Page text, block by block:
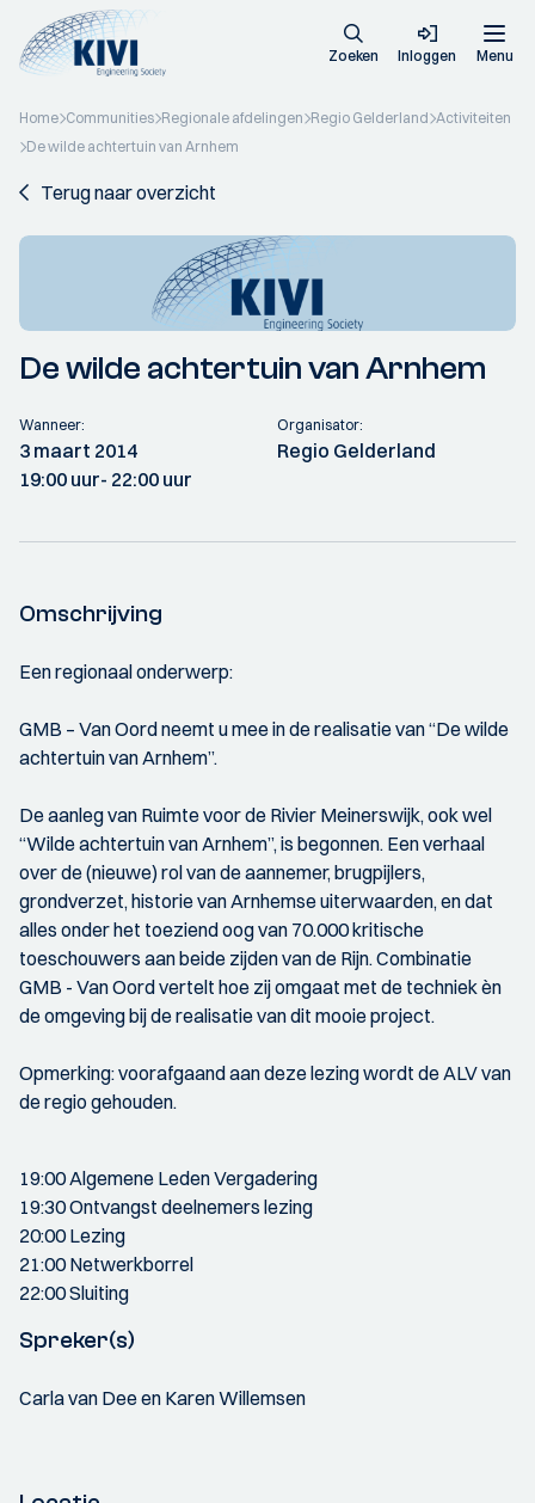
Zoeken Inloggen Menu
Home Communities Regionale afdelingen Regio Gelderland Activiteiten
De wilde achtertuin van Arnhem
Terug naar overzicht
De wilde achtertuin van Arnhem
Wanneer:
3 maart 2014
19:00 uur- 22:00 uur
Organisator:
Regio Gelderland
Omschrijving
Een regionaal onderwerp:
GMB – Van Oord neemt u mee in de realisatie van “De wilde
achtertuin van Arnhem”.
De aanleg van Ruimte voor de Rivier Meinerswijk, ook wel
“Wilde achtertuin van Arnhem”, is begonnen. Een verhaal
over de (nieuwe) rol van de aannemer, brugpijlers,
grondverzet, historie van Arnhemse uiterwaarden, en dat
alles onder het toeziend oog van 70.000 kritische
toeschouwers aan beide zijden van de Rijn. Combinatie
GMB - Van Oord vertelt hoe zij omgaat met de techniek èn
de omgeving bij de realisatie van dit mooie project.
Opmerking: voorafgaand aan deze lezing wordt de ALV van
de regio gehouden.
19:00 Algemene Leden Vergadering
19:30 Ontvangst deelnemers lezing
20:00 Lezing
21:00 Netwerkborrel
22:00 Sluiting
Spreker(s)
Carla van Dee en Karen Willemsen